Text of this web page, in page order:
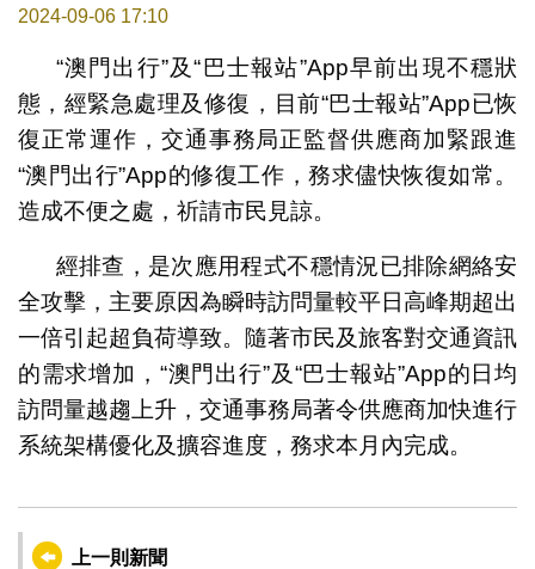
2024-09-06 17:10
“澳門出行”及“巴士報站”App早前出現不穩狀
態，經緊急處理及修復，目前“巴士報站”App已恢
復正常運作，交通事務局正監督供應商加緊跟進
“澳門出行”App的修復工作，務求儘快恢復如常。
造成不便之處，祈請市民見諒。
經排查，是次應用程式不穩情況已排除網絡安
全攻擊，主要原因為瞬時訪問量較平日高峰期超出
一倍引起超負荷導致。隨著市民及旅客對交通資訊
的需求增加，“澳門出行”及“巴士報站”App的日均
訪問量越趨上升，交通事務局著令供應商加快進行
系統架構優化及擴容進度，務求本月內完成。
上一則新聞